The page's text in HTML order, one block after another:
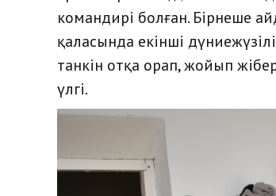
командирі болған. Бірнеше
қаласында екінші
танкін отқа орап, жойып
үлгі.